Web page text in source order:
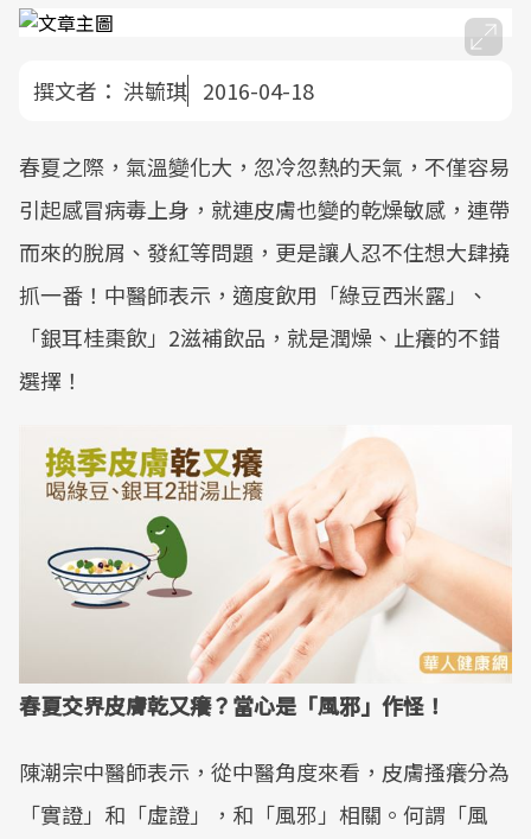
撰文者： 洪毓琪 2016-04-18
春夏之際，氣溫變化大，忽冷忽熱的天氣，不僅容易
引起感冒病毒上身，就連皮膚也變的乾燥敏感，連帶
而來的脫屑、發紅等問題，更是讓人忍不住想大肆撓
抓一番！中醫師表示，適度飲用「綠豆西米露」、
「銀耳桂棗飲」2滋補飲品，就是潤燥、止癢的不錯
選擇！
春夏交界皮膚乾又癢？當心是「風邪」作怪！
陳潮宗中醫師表示，從中醫角度來看，皮膚搔癢分為
「實證」和「虛證」，和「風邪」相關。何謂「風